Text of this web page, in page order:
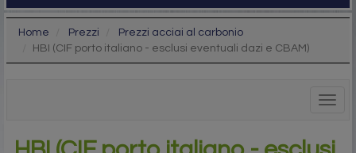
Home Prezzi
Prezzi acciai al carbonio
HBI (CIF porto italiano - esclusi eventuali dazi e CBAM)